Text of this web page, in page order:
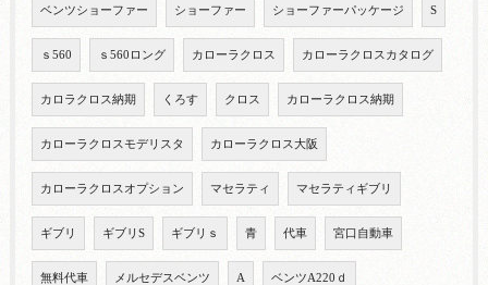
ベンツショーファー ショーファー ショーファーパッケージ S
ｓ560 ｓ560ロング カローラクロス カローラクロスカタログ
カロラクロス納期 くろす クロス カローラクロス納期
カローラクロスモデリスタ カローラクロス大阪
カローラクロスオプション マセラティ マセラティギブリ
ギブリ ギブリS ギブリｓ 青 代車 宮口自動車
無料代車 メルセデスベンツ A ベンツA220ｄ